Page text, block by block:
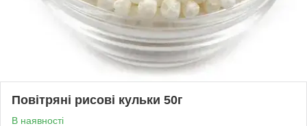
Повітряні рисові кульки 50г
В наявності